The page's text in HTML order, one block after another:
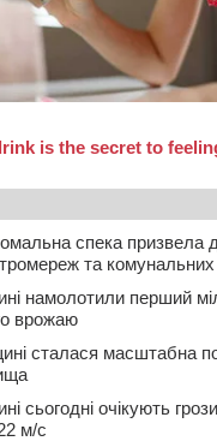
спека призвела
та
намолотили перший
врожаю
сталася масштабна
сьогодні очікують
м/с